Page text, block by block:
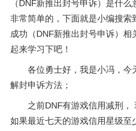
（DNF新推出封号申诉）是什
非常简单的，下面就是小编搜索
成功（DNF新推出封号申诉）相
起来学习下吧！
各位勇士好，我是小冯，今
解封申诉方法；
之前DNF有游戏信用减刑，
如果最近七天的游戏信用星级至